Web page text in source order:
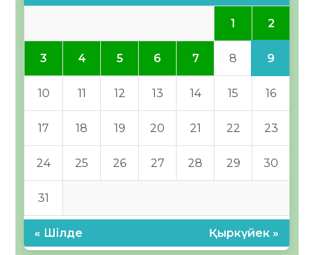
1 2
3 4 5 6 7 8 9
10 11 12 13 14 15 16
17 18 19 20 21 22 23
24 25 26 27 28 29 30
31
« Шілде Қыркүйек »